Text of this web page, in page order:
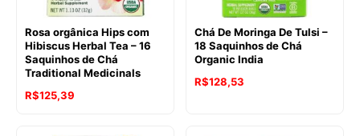
Rosa orgânica Hips com
Hibiscus Herbal Tea – 16
Saquinhos de Chá
Traditional Medicinals
R$125,39
Chá De Moringa De Tulsi –
18 Saquinhos de Chá
Organic India
R$128,53